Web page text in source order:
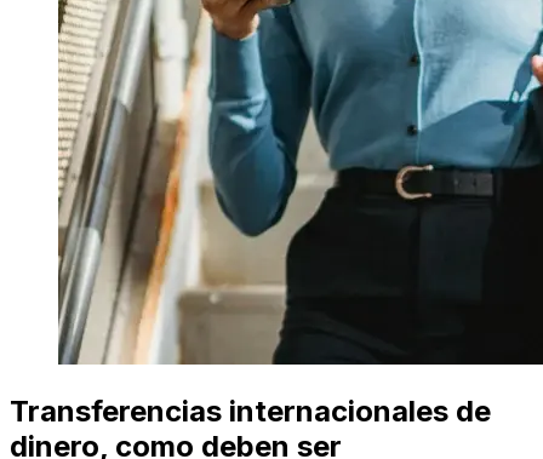
Transferencias internacionales de
dinero, como deben ser